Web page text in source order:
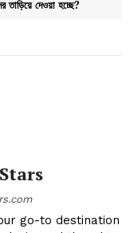
তাড়িয়ে দেওয়া হচ্ছে?
go-to destination